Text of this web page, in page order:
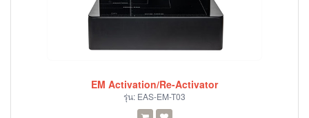
EM Activation/Re-Activator
รุ่น: EAS-EM-T03